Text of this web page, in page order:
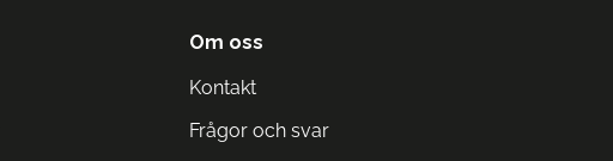
Om oss
Kontakt
Frågor och svar